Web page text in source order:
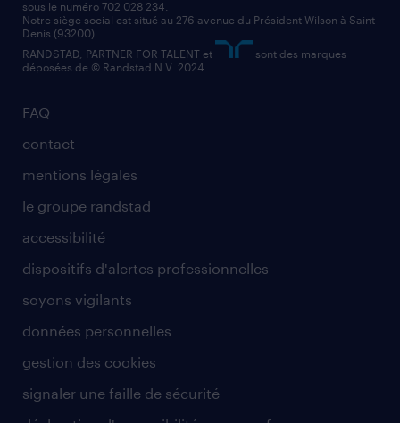
comptable
FAQ
contact
mentions légales
le groupe randstad
accessibilité
dispositifs d'alertes professionnelles
soyons vigilants
données personnelles
gestion des cookies
signaler une faille de sécurité
sous le numéro 702 028 234.
Notre siège social est situé au 276 avenue du Président Wilson à Saint
Denis (93200).
RANDSTAD, PARTNER FOR TALENT et
sont des marques
déposées de © Randstad N.V. 2024.